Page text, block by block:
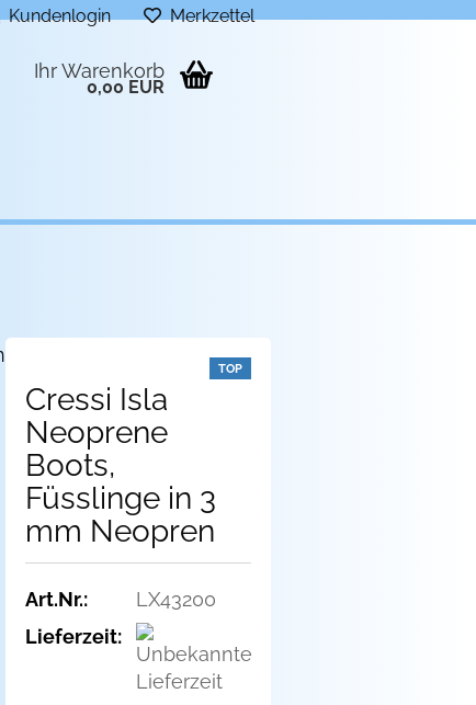
Kundenlogin Merkzettel
Ihr Warenkorb
0,00 EUR
Kategorie
TOP
Cressi Isla
Neoprene
Boots,
Füsslinge in 3
mm Neopren
Art.Nr.:
LX43200
Lieferzeit: